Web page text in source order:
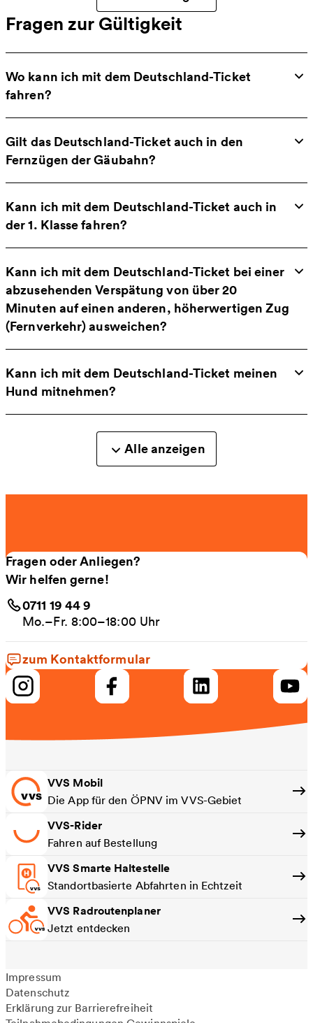
Fragen zur Gültigkeit
Wo kann ich mit dem Deutschland-Ticket
fahren?
Gilt das Deutschland-Ticket auch in den
Fernzügen der Gäubahn?
Kann ich mit dem Deutschland-Ticket auch in
der 1. Klasse fahren?
Kann ich mit dem Deutschland-Ticket bei einer
abzusehenden Verspätung von über 20
Minuten auf einen anderen, höherwertigen Zug
(Fernverkehr) ausweichen?
Kann ich mit dem Deutschland-Ticket meinen
Hund mitnehmen?
Alle anzeigen
Fragen oder Anliegen?
Wir helfen gerne!
0711 19 44 9
Mo.–Fr. 8:00–18:00 Uhr
zum Kontaktformular
VVS Mobil
Die App für den ÖPNV im VVS-Gebiet
VVS-Rider
Fahren auf Bestellung
VVS Smarte Haltestelle
Standortbasierte Abfahrten in Echtzeit
VVS Radroutenplaner
Jetzt entdecken
Impressum
Datenschutz
Erklärung zur Barrierefreiheit